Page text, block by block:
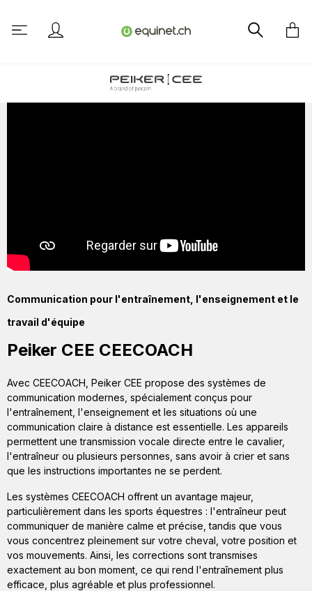
Communication pour l'entraînement, l'enseignement et le
travail d'équipe
Peiker CEE CEECOACH
Avec CEECOACH, Peiker CEE propose des systèmes de
communication modernes, spécialement conçus pour
l'entraînement, l'enseignement et les situations où une
communication claire à distance est essentielle. Les appareils
permettent une transmission vocale directe entre le cavalier,
l'entraîneur ou plusieurs personnes, sans avoir à crier et sans
que les instructions importantes ne se perdent.
Les systèmes CEECOACH offrent un avantage majeur,
particulièrement dans les sports équestres : l'entraîneur peut
communiquer de manière calme et précise, tandis que vous
vous concentrez pleinement sur votre cheval, votre position et
vos mouvements. Ainsi, les corrections sont transmises
exactement au bon moment, ce qui rend l'entraînement plus
efficace, plus agréable et plus professionnel.